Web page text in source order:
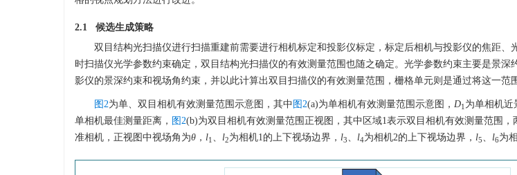
2.1 候选生成策略
双目结构光扫描仪进行扫描重建前需要进行相机标定和投影仪标定，标定后相机与投影仪的焦距、
时扫描仪光学参数约束确定，双目结构光扫描仪的有效测量范围也随之确定。光学参数约束主要是景深
影仪的景深约束和视场角约束，并以此计算出双目扫描仪的有效测量范围，栅格单元则是通过将这一范
图2为单、双目相机有效测量范围示意图，其中 图2(a)为单相机有效测量范围示意图， D1 为单相机近
单相机最佳测量距离， 图2(b)为双目相机有效测量范围正视图，其中区域1表示双目相机有效测量范围，
准相机，正视图中视场角为θ ， l1 、 l2为相机1的上下视场边界， l3、 l4为相机2的上下视场边界， l5、 l6为